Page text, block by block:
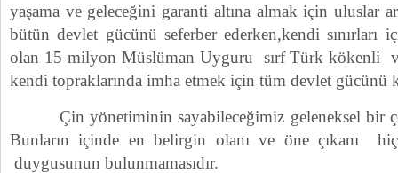
yaşama ve geleceğini garanti altına almak için uluslar
bütün devlet gücünü seferber ederken,kendi sınırları
olan 15 milyon Müslüman Uyguru sırf Türk kökenli
kendi topraklarında imha etmek için tüm devlet gücünü
Çin yönetiminin sayabileceğimiz geleneksel bir
Bunların içinde en belirgin olanı ve öne çıkanı
duygusunun bulunmamasıdır.